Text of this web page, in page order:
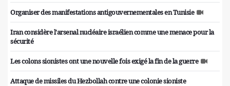
Organiser des manifestations antigouvernementales en Tunisie
Iran considère l'arsenal nucléaire israélien comme une menace pour la
sécurité
Les colons sionistes ont une nouvelle fois exigé la fin de la guerre
Attaque de missiles du Hezbollah contre une colonie sioniste